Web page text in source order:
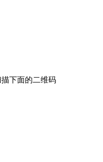
描下面的二维码